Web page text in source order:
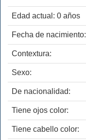
Edad actual: 0 años
Fecha de nacimiento:
Contextura:
Sexo:
De nacionalidad:
Tiene ojos color:
Tiene cabello color: